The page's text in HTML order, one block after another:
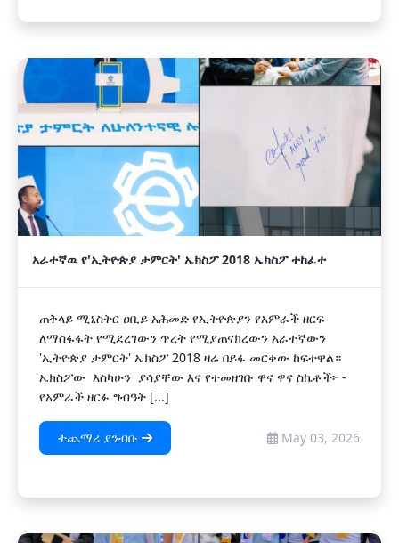
አራተኛዉ የ'ኢትዮጵያ ታምርት' ኤክስፖ 2018 ኤክስፖ ተከፈተ
ጠቅላይ ሚኒስትር ዐቢይ አሕመድ የኢትዮጵያን የአምራች ዘርፍ
ለማስፋፋት የሚደረገውን ጥረት የሚያጠናክረውን አራተኛውን
'ኢትዮጵያ ታምርት' ኤክስፖ 2018 ዛሬ በይፋ መርቀው ከፍተዋል።
‎‎ኤክስፖው እስካሁን ያሳያቸው እና የተመዘገቡ ዋና ዋና ስኬቶች፦ ‎-
የአምራች ዘርፉ ግብዓት [...]
ተጨማሪ ያንብቡ May 03, 2026